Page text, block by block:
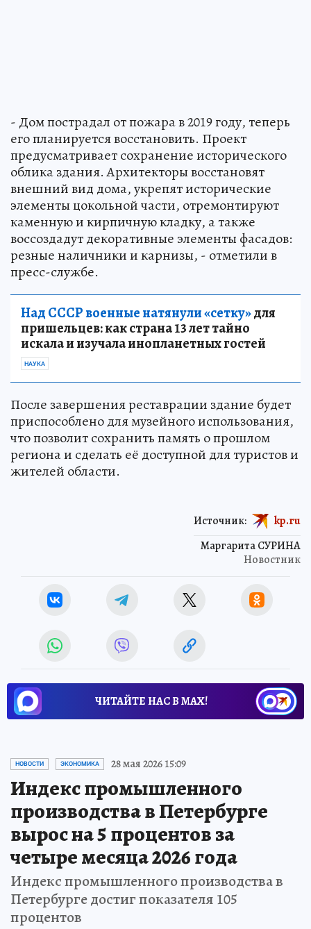
- Дом пострадал от пожара в 2019 году, теперь
его планируется восстановить. Проект
предусматривает сохранение исторического
облика здания. Архитекторы восстановят
внешний вид дома, укрепят исторические
элементы цокольной части, отремонтируют
каменную и кирпичную кладку, а также
воссоздадут декоративные элементы фасадов:
резные наличники и карнизы, - отметили в
пресс-службе.
Над СССР военные натянули «сетку»для
пришельцев: как страна 13 лет тайно
искала и изучала инопланетных гостей
НАУКА
После завершения реставрации здание будет
приспособлено для музейного использования,
что позволит сохранить память о прошлом
региона и сделать её доступной для туристов и
жителей области.
Маргарита СУРИНА
Новостник
Источник: kp.ru
ЧИТАЙТЕ НАС В МАХ!
НОВОСТИ ЭКОНОМИКА 28 мая 2026 15:09
Индекс промышленного
производства в Петербурге
вырос на 5 процентов за
четыре месяца 2026 года
Индекс промышленного производства в
Петербурге достиг показателя 105
процентов